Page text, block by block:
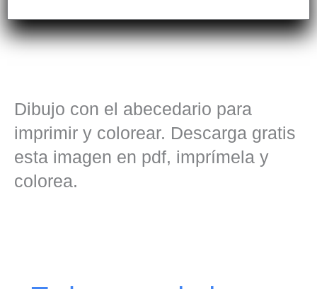
Dibujo con el abecedario para
imprimir y colorear. Descarga gratis
esta imagen en pdf, imprímela y
colorea.